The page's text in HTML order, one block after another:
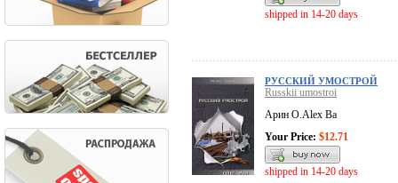
shipped in 14-20 days
РУССКИЙ УМОСТРОЙ
Russkii umostroi
Арин О.Alex Ba
Your Price: $12.71
shipped in 14-20 days